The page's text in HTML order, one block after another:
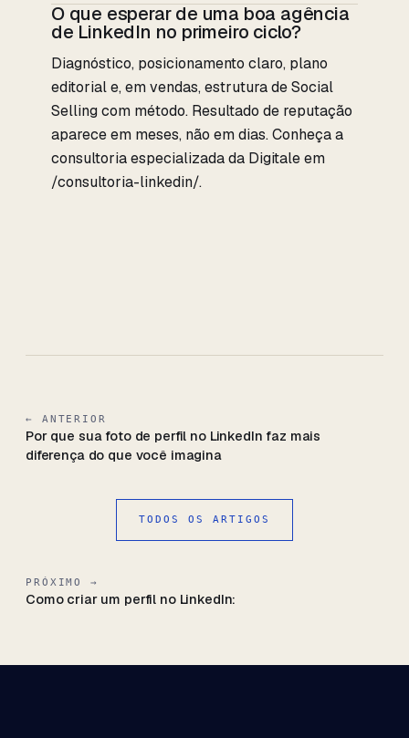
O que esperar de uma boa agência
de LinkedIn no primeiro ciclo?
Diagnóstico, posicionamento claro, plano
editorial e, em vendas, estrutura de Social
Selling com método. Resultado de reputação
aparece em meses, não em dias. Conheça a
consultoria especializada da Digitale em
/consultoria-linkedin/.
← ANTERIOR
Por que sua foto de perfil no LinkedIn faz mais
diferença do que você imagina
TODOS OS ARTIGOS
PRÓXIMO →
Como criar um perfil no LinkedIn: